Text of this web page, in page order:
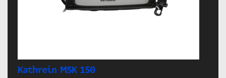
Kathrein MSK 150